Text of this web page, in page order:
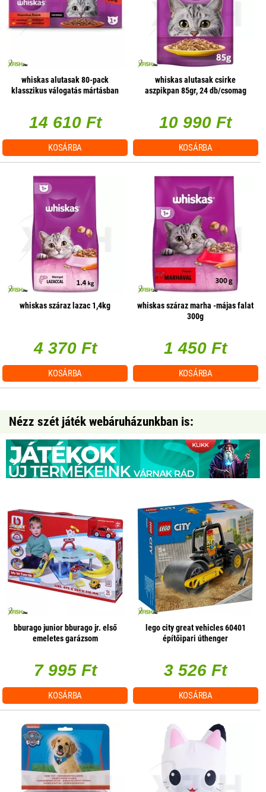
whiskas alutasak 80-pack
klasszikus válogatás mártásban
14 610 Ft
KOSÁRBA
whiskas alutasak csirke
aszpikpan 85gr, 24 db/csomag
10 990 Ft
KOSÁRBA
whiskas száraz lazac 1,4kg
4 370 Ft
KOSÁRBA
whiskas száraz marha -májas falat
300g
1 450 Ft
KOSÁRBA
Nézz szét játék webáruházunkban is:
bburago junior bburago jr. első
emeletes garázsom
7 995 Ft
KOSÁRBA
lego city great vehicles 60401
építőipari úthenger
3 526 Ft
KOSÁRBA